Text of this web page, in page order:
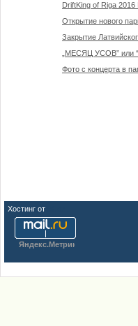
DriftKing of Riga 2016
Открытие нового
Закрытие
„МЕСЯЦ УСОВ” или
Фото с концерта в
Хостинг от